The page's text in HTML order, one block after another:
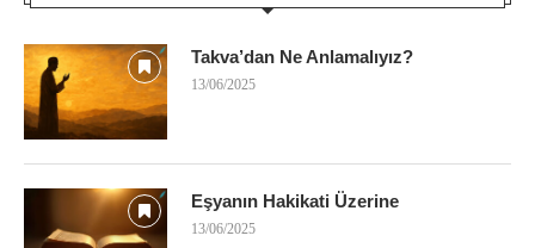
Takva’dan Ne Anlamalıyız?
13/06/2025
Eşyanın Hakikati Üzerine
13/06/2025